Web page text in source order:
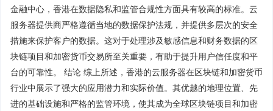
金融中心，香港在数据隐私和监管合规性方面具有较高的标准。云
服务器提供商严格遵循当地的数据保护法规，并提供多层次的安全
措施来保护客户的数据。这对于处理涉及敏感信息和财务数据的区
块链项目和加密货币交易所至关重要，有助于提升用户信任度和平
台的可靠性。 结论 综上所述，香港的云服务器在区块链和加密货币
行业中展示了强大的应用潜力和实际价值。其优越的地理位置、先
进的基础设施和严格的监管环境，使其成为全球区块链项目和加密